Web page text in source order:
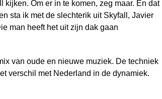
Om er in te komen, zeg maar. En dat
sta ik met de slechterik uit Skyfall, Javier
man heeft het uit zijn dak gaan
van oude en nieuwe muziek. De techniek
verschil met Nederland in de dynamiek.